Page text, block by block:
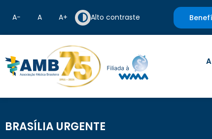
A− A A+ Alto contraste
BRASÍLIA URGENTE